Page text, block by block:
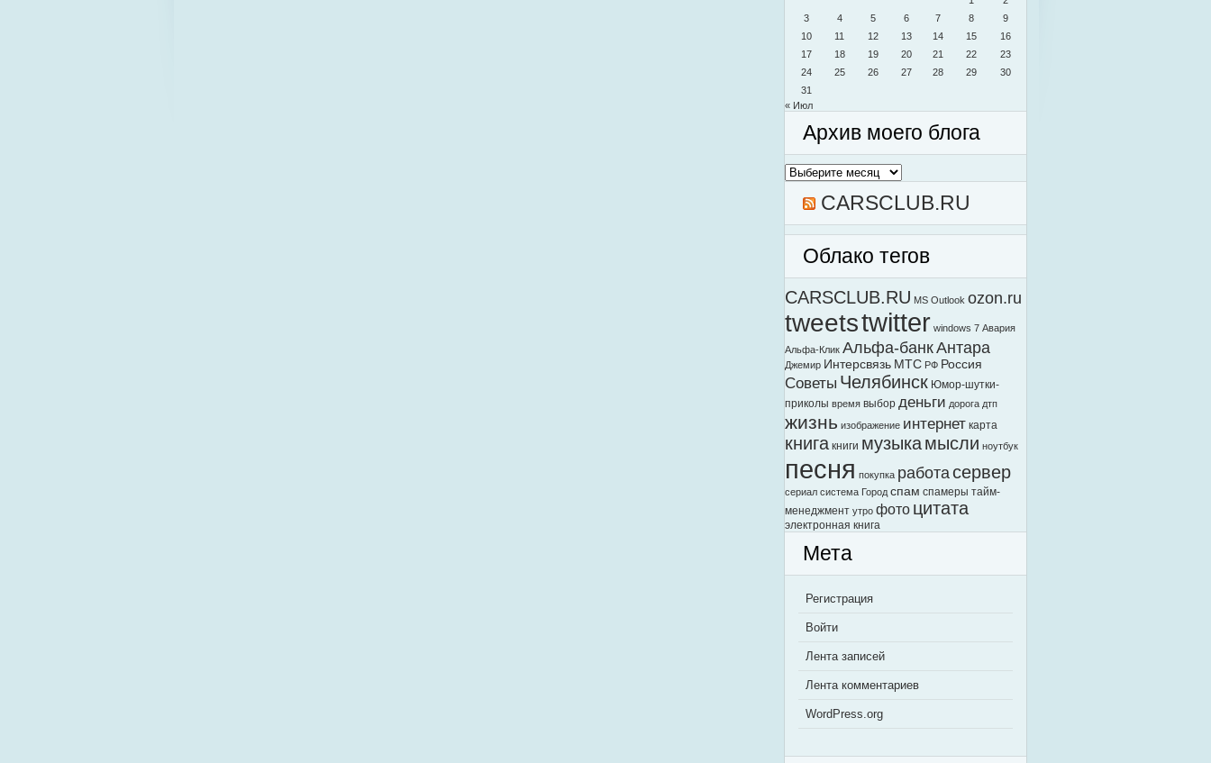
3
4 5 6 7 8
9
10
11 12 13 14 15
16
17
18 19 20 21 22
23
24
25 26 27 28 29
30
31
« Июл
Архив моего блога
Архив
моего
CARSCLUB.RU
Облако тегов
CARSCLUB.RU MS Outlook ozon.ru
tweetstwitter windows 7 Авария
Альфа-Клик Альфа-банкАнтара
Джемир Интерсвязь МТС РФ Россия
Советы Челябинск Юмор-шутки-
приколы время выбор деньги дорога дтп
жизнь изображение интернет карта
книга книги музыкамысли ноутбук
песня покупка работасервер
сериал система Город спам спамеры тайм-
менеджмент утро фото цитата
электронная книга
Мета
Регистрация
Войти
Лента записей
Лента комментариев
WordPress.org